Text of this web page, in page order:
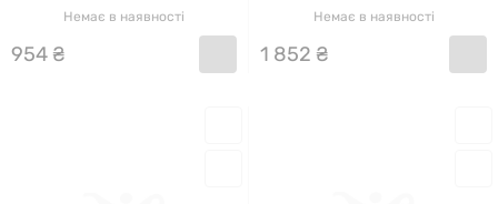
Немає в наявності
954 ₴
Немає в наявності
1 852 ₴